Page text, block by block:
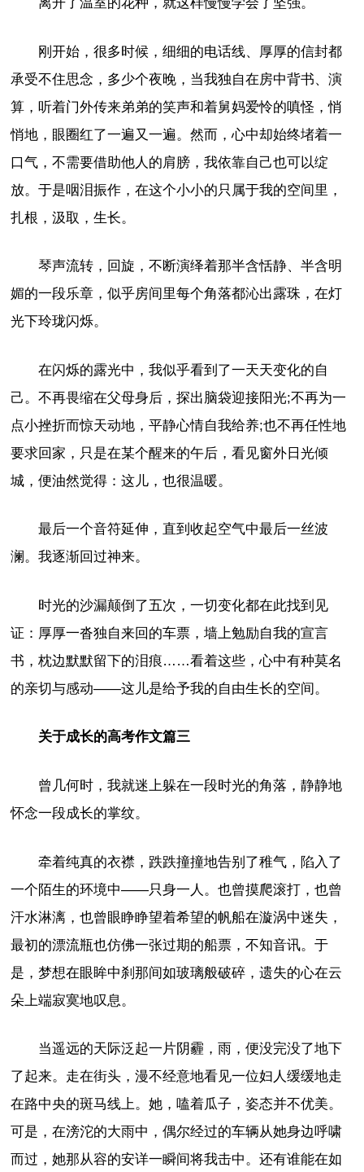
刚开始，很多时候，细细的电话线、厚厚的信封都
承受不住思念，多少个夜晚，当我独自在房中背书、演
算，听着门外传来弟弟的笑声和着舅妈爱怜的嗔怪，悄
悄地，眼圈红了一遍又一遍。然而，心中却始终堵着一
口气，不需要借助他人的肩膀，我依靠自己也可以绽
放。于是咽泪振作，在这个小小的只属于我的空间里，
扎根，汲取，生长。
琴声流转，回旋，不断演绎着那半含恬静、半含明
媚的一段乐章，似乎房间里每个角落都沁出露珠，在灯
光下玲珑闪烁。
在闪烁的露光中，我似乎看到了一天天变化的自
己。不再畏缩在父母身后，探出脑袋迎接阳光;不再为一
点小挫折而惊天动地，平静心情自我给养;也不再任性地
要求回家，只是在某个醒来的午后，看见窗外日光倾
城，便油然觉得：这儿，也很温暖。
最后一个音符延伸，直到收起空气中最后一丝波
澜。我逐渐回过神来。
时光的沙漏颠倒了五次，一切变化都在此找到见
证：厚厚一沓独自来回的车票，墙上勉励自我的宣言
书，枕边默默留下的泪痕……看着这些，心中有种莫名
的亲切与感动——这儿是给予我的自由生长的空间。
关于成长的高考作文篇三
曾几何时，我就迷上躲在一段时光的角落，静静地
怀念一段成长的掌纹。
牵着纯真的衣襟，跌跌撞撞地告别了稚气，陷入了
一个陌生的环境中——只身一人。也曾摸爬滚打，也曾
汗水淋漓，也曾眼睁睁望着希望的帆船在漩涡中迷失，
最初的漂流瓶也仿佛一张过期的船票，不知音讯。于
是，梦想在眼眸中刹那间如玻璃般破碎，遗失的心在云
朵上端寂寞地叹息。
当遥远的天际泛起一片阴霾，雨，便没完没了地下
了起来。走在街头，漫不经意地看见一位妇人缓缓地走
在路中央的斑马线上。她，嗑着瓜子，姿态并不优美。
可是，在滂沱的大雨中，偶尔经过的车辆从她身边呼啸
而过，她那从容的安详一瞬间将我击中。还有谁能在如